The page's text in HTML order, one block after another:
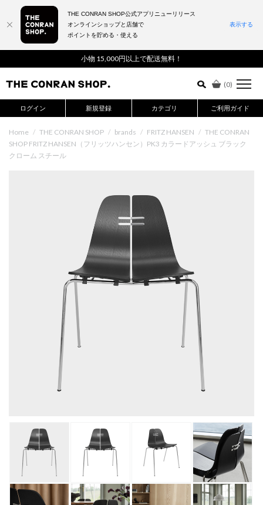
小物 15,000円以上で配送無料！
(0)
ログイン 新規登録 カテゴリ ご利用ガイド
詳細検索はこちら
Home / THE CONRAN SHOP / brands / FRITZ HANSEN / THE CONRAN
SHOP FRITZ HANSEN（フリッツハンセン）PK3 カラードアッシュ ブラック
クローム スチール
THE CONRAN SHOP公式アプリニューリリース
オンラインショップと店舗で
ポイントを貯める・使える
表示する